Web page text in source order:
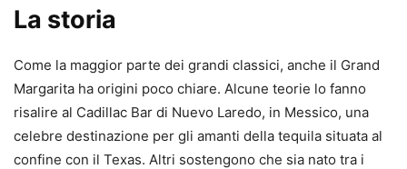
La storia
Come la maggior parte dei grandi classici, anche il Grand
Margarita ha origini poco chiare. Alcune teorie lo fanno
risalire al Cadillac Bar di Nuevo Laredo, in Messico, una
celebre destinazione per gli amanti della tequila situata al
confine con il Texas. Altri sostengono che sia nato tra i